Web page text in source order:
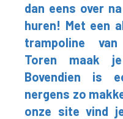
dan eens over
huren! Met een
trampoline
Toren maak
Bovendien is
nergens zo
onze site vind